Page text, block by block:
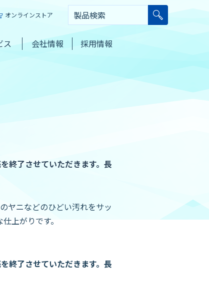
オンラインストア
ス 会社情報 採用情報
終了させていただきます。長
ヤニなどのひどい汚れをサッ
上がりです。
終了させていただきます。長